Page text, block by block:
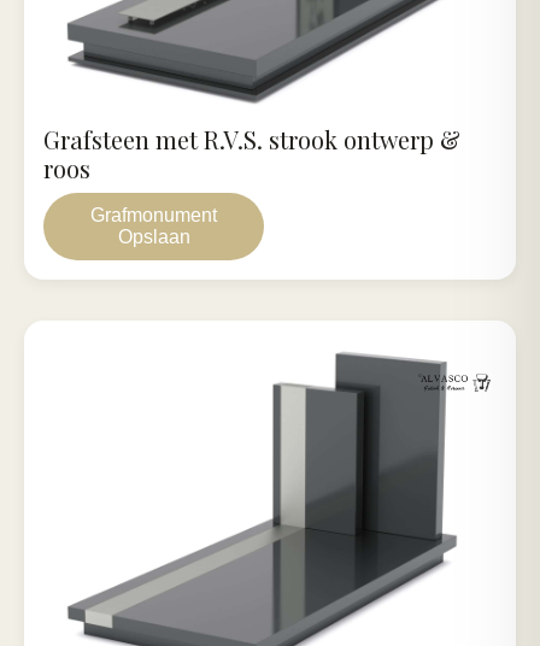
Grafmonument
Opslaan
Grafsteen met R.V.S. strook ontwerp &
roos